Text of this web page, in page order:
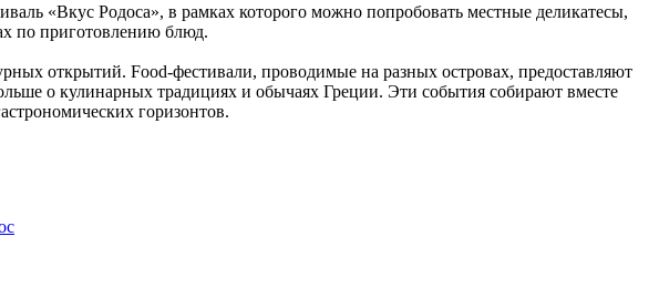
«Вкус Родоса», в рамках которого можно попробовать местные деликатесы,
по приготовлению блюд.
открытий. Food-фестивали, проводимые на разных островах, предоставляют
о кулинарных традициях и обычаях Греции. Эти события собирают вместе
горизонтов.